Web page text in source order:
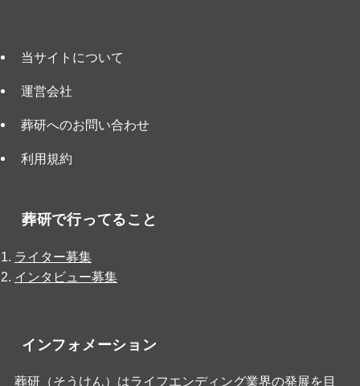
当サイトについて
運営会社
葬研へのお問い合わせ
利用規約
葬研で行ってること
ライター募集
インタビュー募集
インフォメーション
葬研（そうけん）はライフエンディング業界の発展を目